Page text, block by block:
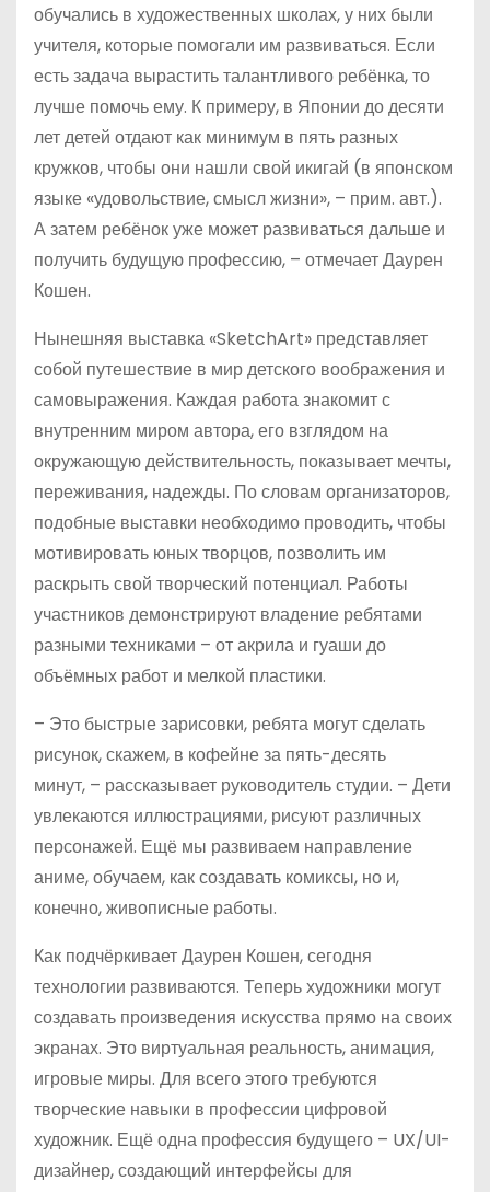
обучались в художественных школах, у них были
учителя, которые помогали им развиваться. Если
есть задача вырастить талантливого ребёнка, то
лучше помочь ему. К примеру, в Японии до десяти
лет детей отдают как минимум в пять разных
кружков, чтобы они нашли свой икигай (в японском
языке «удовольствие, смысл жизни», – прим. авт.).
А затем ребёнок уже может развиваться дальше и
получить будущую профессию, – отмечает Даурен
Кошен.
Нынешняя выставка «SketchArt» представляет
собой путешествие в мир детского воображения и
самовыражения. Каждая работа знакомит с
внутренним миром автора, его взглядом на
окружающую действительность, показывает мечты,
переживания, надежды. По словам организаторов,
подобные выставки необходимо проводить, чтобы
мотивировать юных творцов, позволить им
раскрыть свой творческий потенциал. Работы
участников демонстрируют владение ребятами
разными техниками – от акрила и гуаши до
объёмных работ и мелкой пластики.
– Это быстрые зарисовки, ребята могут сделать
рисунок, скажем, в кофейне за пять-десять
минут, – рассказывает руководитель студии. – Дети
увлекаются иллюстрациями, рисуют различных
персонажей. Ещё мы развиваем направление
аниме, обучаем, как создавать комиксы, но и,
конечно, живописные работы.
Как подчёркивает Даурен Кошен, сегодня
технологии развиваются. Теперь художники могут
создавать произведения искусства прямо на своих
экранах. Это виртуальная реальность, анимация,
игровые миры. Для всего этого требуются
творческие навыки в профессии цифровой
художник. Ещё одна профессия будущего – UX/UI-
дизайнер, создающий интерфейсы для